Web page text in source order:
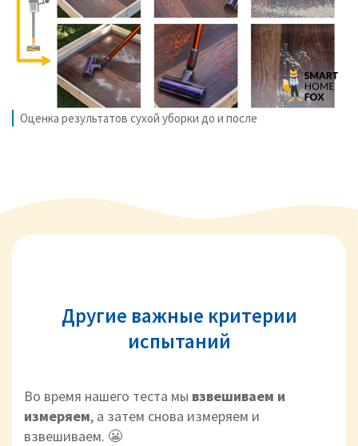
Оценка результатов сухой уборки до и после
Другие важные критерии
испытаний
Во время нашего теста мы взвешиваем и
измеряем, а затем снова измеряем и
взвешиваем. 😬